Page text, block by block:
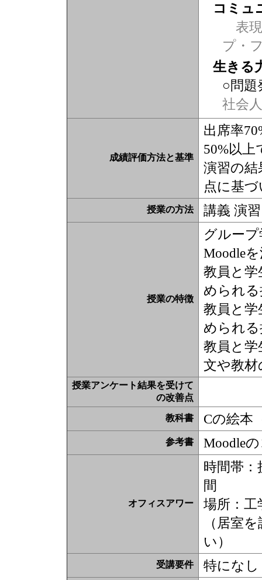
コミュ
表現
プ・
生きる
○問題
社会
成績評価方法と基準
出席率
50%以
演習の
点に基
授業の方法 講義 演習
授業の特徴
グルー
Moodle
教員と
められ
教員と学
められ
教員と
文や教
授業アンケート結果を受けて
の改善点
教科書 Cの絵本
参考書 Moodle
オフィスアワー
時間帯：
間
場所：工
（居室
い）
受講要件 特になし